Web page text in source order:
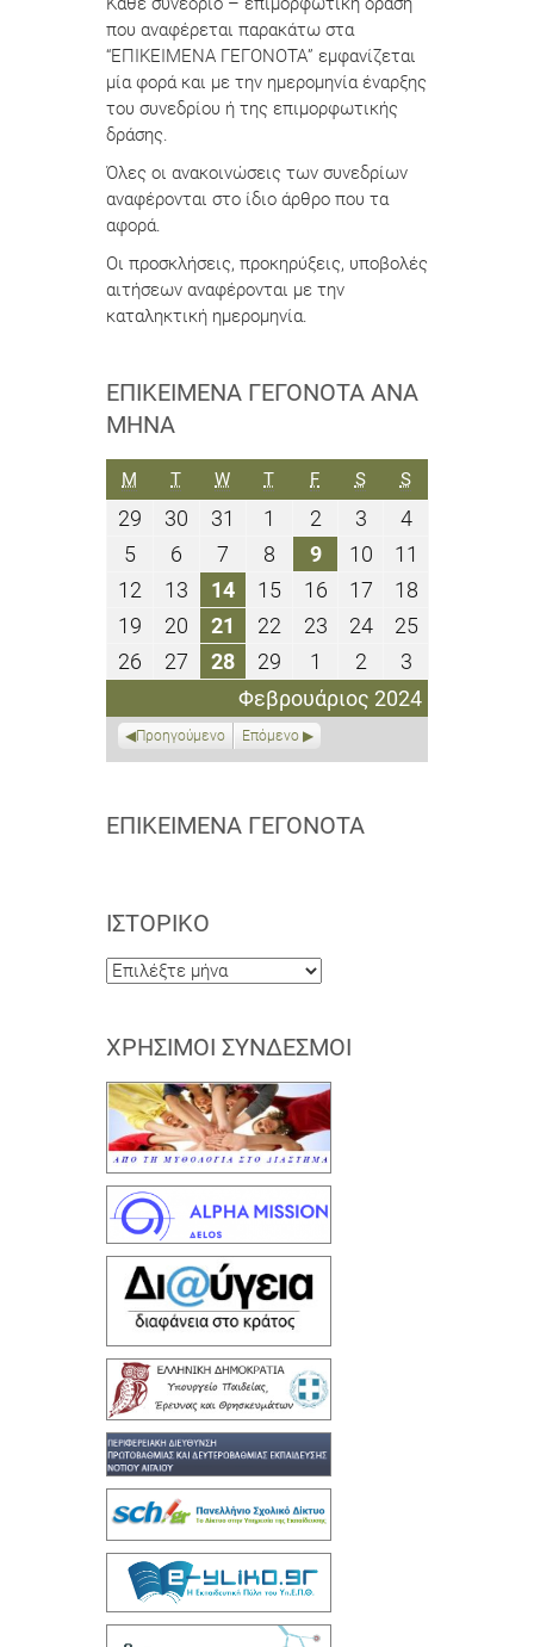
που αναφέρεται παρακάτω στα
“ΕΠΙΚΕΙΜΕΝΑ ΓΕΓΟΝΟΤΑ” εμφανίζεται
μία φορά και με την ημερομηνία έναρξης
του συνεδρίου ή της επιμορφωτικής
δράσης.
Όλες οι ανακοινώσεις των συνεδρίων
αναφέρονται στο ίδιο άρθρο που τα
αφορά.
Οι προσκλήσεις, προκηρύξεις, υποβολές
αιτήσεων αναφέρονται με την
καταληκτική ημερομηνία.
ΕΠΙΚΕΊΜΕΝΑ ΓΕΓΟΝΌΤΑ ΑΝΆ
ΜΉΝΑ
Φεβρουάριος 2024
M ΔΕΥΤΈΡΑ
TΤΡΊΤΗ
WΤΕΤΆΡΤΗ
TΠΈΜΠΤΗ
FΠΑΡΑΣΚΕΥΉ
SΣΆΒΒΑΤΟ
SΚΥΡΙΑΚΉ
29
Ιανουαρίου
2024
30
Ιανουαρίου
2024
31
Ιανουαρίου
2024
1
Φεβρουαρίου
2024
22
Φεβρουαρίου
2024
33
Φεβρουαρίου
2024
44
2024
55
Φεβρουαρίου
2024
6
Φεβρουαρίου
2024
7
Φεβρουαρίου
2024
8
Φεβρουαρίου
2024
99
Φεβρουαρίου
2024
1010
Φεβρουαρίου
2024
11
2024
12
Φεβρουαρίου
2024
13
Φεβρουαρίου
2024
1414
Φεβρουαρίου
2024
1515
Φεβρουαρίου
2024
1616
Φεβρουαρίου
2024
1717
Φεβρουαρίου
2024
1818
2024
19
Φεβρουαρίου
2024
20
Φεβρουαρίου
2024
21
Φεβρουαρίου
2024
22
Φεβρουαρίου
2024
2323
Φεβρουαρίου
2024
2424
Φεβρουαρίου
2024
2525
2024
26
Φεβρουαρίου
27
Φεβρουαρίου
2828
Φεβρουαρίου
2024
29
Φεβρουαρίου
2024
1
Μαρτίου
2024
22
Μαρτίου
2024
33
Μαρτίου
2024
Προηγούμενο Επόμενο
ΕΠΙΚΕΊΜΕΝΑ ΓΕΓΟΝΌΤΑ
ΙΣΤΟΡΙΚΌ
Ιστορικό
ΧΡΉΣΙΜΟΙ ΣΎΝΔΕΣΜΟΙ